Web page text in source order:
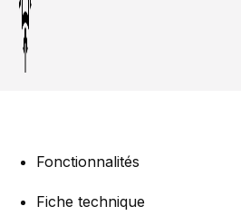
Fonctionnalités
Fiche technique